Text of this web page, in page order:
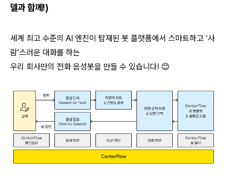
델과 함께!)
세계 최고 수준의 AI 엔진이 탑재된 봇 플랫폼에서 스마트하고 ‘사
람’스러운 대화를 하는
우리 회사만의 전화 음성봇을 만들 수 있습니다! 😊